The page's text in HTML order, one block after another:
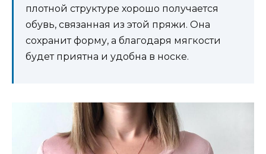
плотной структуре хорошо получается
обувь, связанная из этой пряжи. Она
сохранит форму, а благодаря мягкости
будет приятна и удобна в носке.